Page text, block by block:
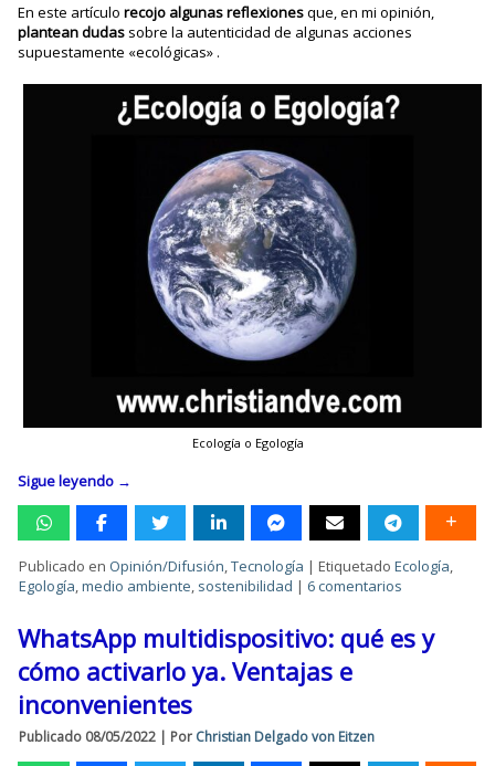
En este artículorecojo algunas reflexionesque, en mi opinión,
plantean dudas sobre la autenticidad de algunas acciones
supuestamente «ecológicas» .
Ecología o Egología
Sigue leyendo →
Publicado en Opinión/Difusión ,Tecnología |Etiquetado Ecología
Egología ,medio ambiente sostenibilidad | 6 comentarios
WhatsApp multidispositivo: qué es y
cómo activarlo ya. Ventajas e
inconvenientes
Publicado 08/05/2022 | Por Christian Delgado von Eitzen